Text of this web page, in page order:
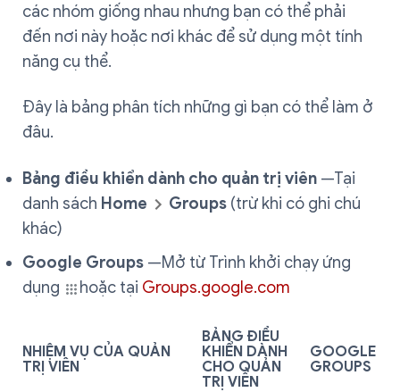
các nhóm giống nhau nhưng bạn có thể phải
đến nơi này hoặc nơi khác để sử dụng một tính
năng cụ thể.
Đây là bảng phân tích những gì bạn có thể làm ở
đâu.
Bảng điều khiển dành cho quản trị viên —Tại
danh sách Home Groups (trừ khi có ghi chú
khác)
Google Groups —Mở từ Trình khởi chạy ứng
dụng
hoặc tại Groups.google.com
NHIỆM VỤ CỦA QUẢN
TRỊ VIÊN
BẢNG ĐIỀU
KHIỂN DÀNH
CHO QUẢN
TRỊ VIÊN
GOOGLE
GROUPS